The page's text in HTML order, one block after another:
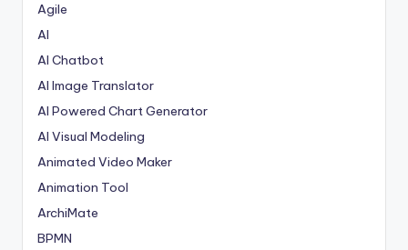
Agile
AI
AI Chatbot
AI Image Translator
AI Powered Chart Generator
AI Visual Modeling
Animated Video Maker
Animation Tool
ArchiMate
BPMN